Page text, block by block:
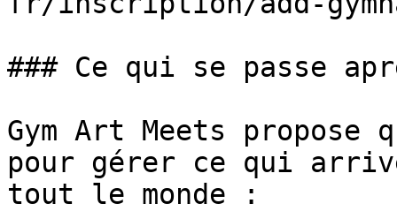
### Ce qui se passe
Gym Art Meets
pour gérer ce qui
tout le monde :